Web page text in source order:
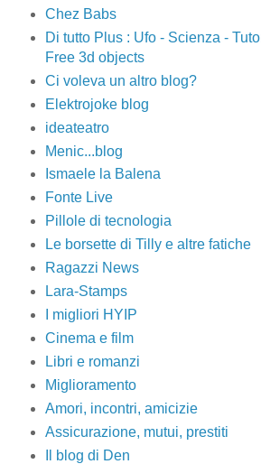
Chez Babs
Di tutto Plus : Ufo - Scienza -
Free 3d objects
Ci voleva un altro blog?
Elektrojoke blog
ideateatro
Menic...blog
Ismaele la Balena
Fonte Live
Pillole di tecnologia
Le borsette di Tilly e altre fatiche
Ragazzi News
Lara-Stamps
I migliori HYIP
Cinema e film
Libri e romanzi
Miglioramento
Amori, incontri, amicizie
Assicurazione, mutui, prestiti
Il blog di Den